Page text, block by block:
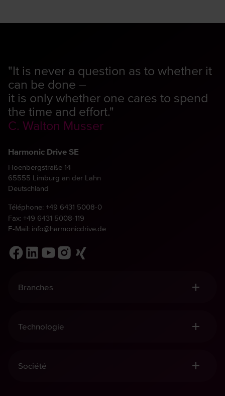
"It is never a question as to whether it
can be done –
it is only whether one cares to spend
the time and effort."
C. Walton Musser
Harmonic Drive SE
Hoenbergstraße 14
65555 Limburg an der Lahn
Deutschland
Téléphone: +49 6431 5008-0
Fax: +49 6431 5008-119
E-Mail: info@harmonicdrive.de
Branches
Construction Mécanique
Technologie
Réducteurs planétaires Harmonic
Société